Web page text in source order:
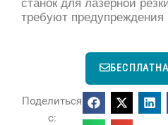
требуют предупреждения
Поделиться
с: